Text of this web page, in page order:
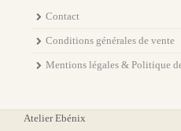
Contact
Conditions générales de vente
Mentions légales & Politique
Atelier Ebénix